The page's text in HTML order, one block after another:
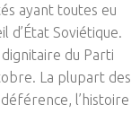
ayant toutes eu
d’État Soviétique.
du Parti
La plupart des
l’histoire